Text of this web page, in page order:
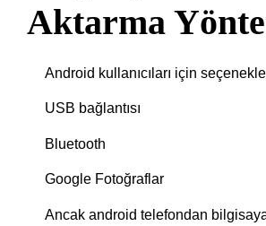
Aktarma
Android kullanıcıları için
USB bağlantısı
Bluetooth
Google Fotoğraflar
Ancak android telefondan